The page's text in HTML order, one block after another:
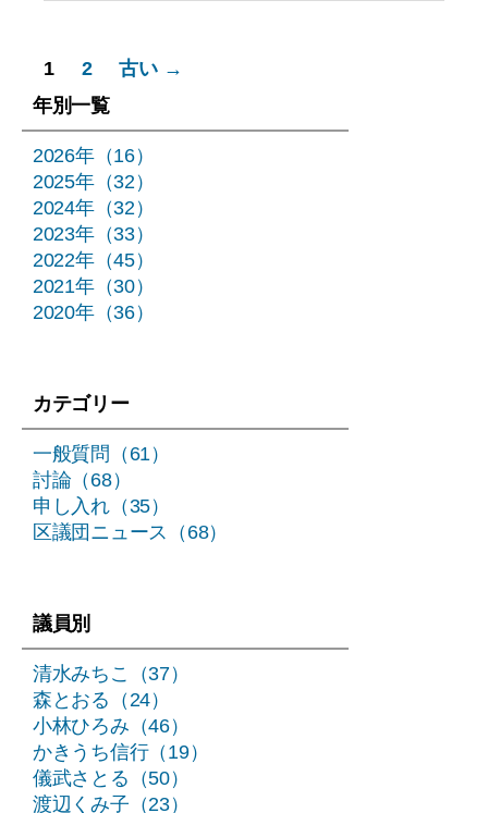
投
稿
の
ペ
ー
ジ
送
1 2 古い →
年別一覧
2026年（16）
2025年（32）
2024年（32）
2023年（33）
2022年（45）
2021年（30）
2020年（36）
カテゴリー
一般質問（61）
討論（68）
申し入れ（35）
区議団ニュース（68）
議員別
清水みちこ（37）
森とおる（24）
小林ひろみ（46）
かきうち信行（19）
儀武さとる（50）
渡辺くみ子（23）